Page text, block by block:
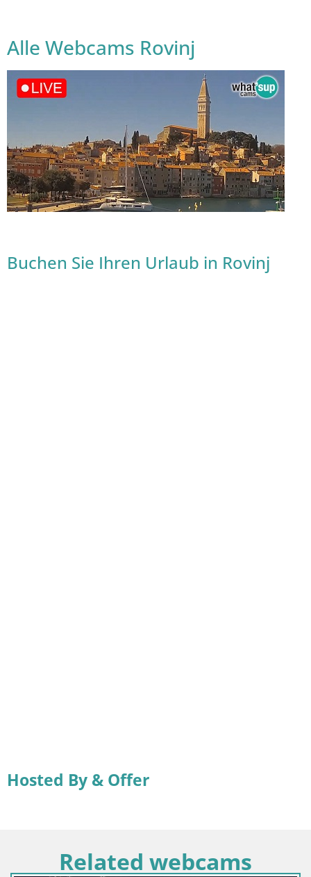
Alle Webcams Rovinj
Buchen Sie Ihren Urlaub in Rovinj
Hosted By & Offer
Related webcams